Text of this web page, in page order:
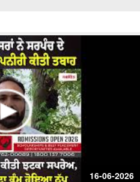
16-06-2026